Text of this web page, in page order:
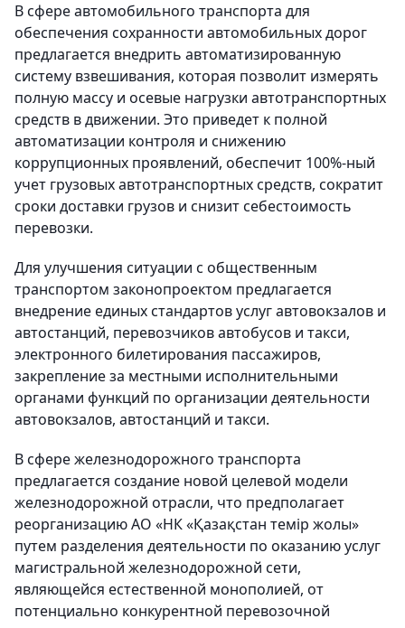
В сфере автомобильного транспорта для
обеспечения сохранности автомобильных дорог
предлагается внедрить автоматизированную
систему взвешивания, которая позволит измерять
полную массу и осевые нагрузки автотранспортных
средств в движении. Это приведет к полной
автоматизации контроля и снижению
коррупционных проявлений, обеспечит 100%-ный
учет грузовых автотранспортных средств, сократит
сроки доставки грузов и снизит себестоимость
перевозки.
Для улучшения ситуации с общественным
транспортом законопроектом предлагается
внедрение единых стандартов услуг автовокзалов и
автостанций, перевозчиков автобусов и такси,
электронного билетирования пассажиров,
закрепление за местными исполнительными
органами функций по организации деятельности
автовокзалов, автостанций и такси.
В сфере железнодорожного транспорта
предлагается создание новой целевой модели
железнодорожной отрасли, что предполагает
реорганизацию АО «НК «Қазақстан темір жолы»
путем разделения деятельности по оказанию услуг
магистральной железнодорожной сети,
являющейся естественной монополией, от
потенциально конкурентной перевозочной